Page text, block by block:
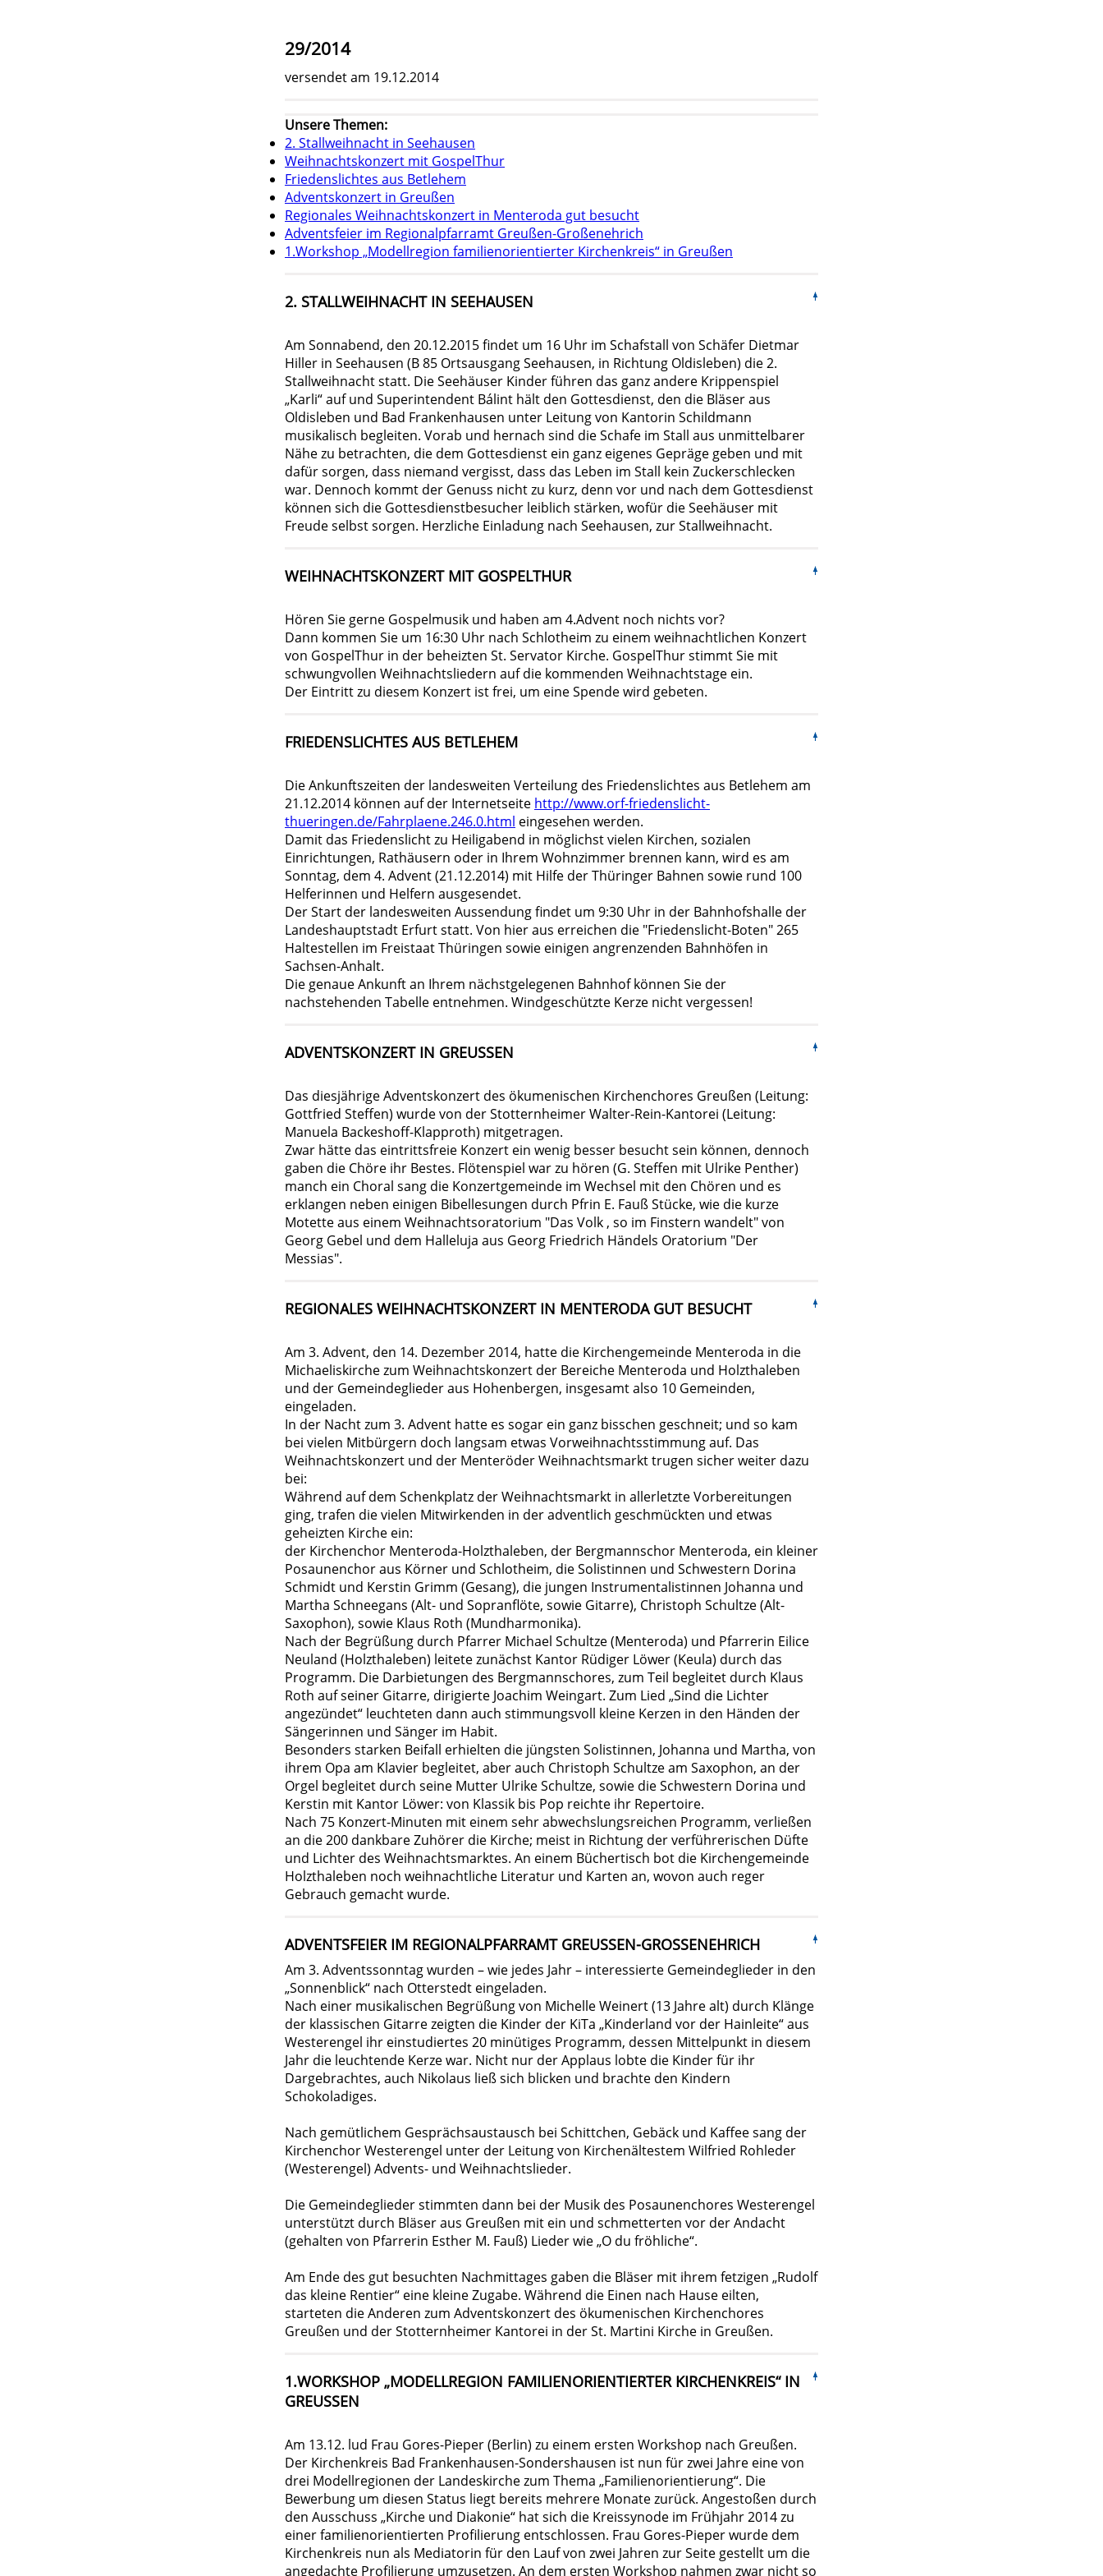
29/2014
versendet am 19.12.2014
Unsere Themen:
2. Stallweihnacht in Seehausen
Weihnachtskonzert mit GospelThur
Friedenslichtes aus Betlehem
Adventskonzert in Greußen
Regionales Weihnachtskonzert in Menteroda gut besucht
Adventsfeier im Regionalpfarramt Greußen-Großenehrich
1.Workshop „Modellregion familienorientierter Kirchenkreis“ in Greußen
2. STALLWEIHNACHT IN SEEHAUSEN
Am Sonnabend, den 20.12.2015 findet um 16 Uhr im Schafstall von Schäfer Dietmar
Hiller in Seehausen (B 85 Ortsausgang Seehausen, in Richtung Oldisleben) die 2.
Stallweihnacht statt. Die Seehäuser Kinder führen das ganz andere Krippenspiel
„Karli“ auf und Superintendent Bálint hält den Gottesdienst, den die Bläser aus
Oldisleben und Bad Frankenhausen unter Leitung von Kantorin Schildmann
musikalisch begleiten. Vorab und hernach sind die Schafe im Stall aus unmittelbarer
Nähe zu betrachten, die dem Gottesdienst ein ganz eigenes Gepräge geben und mit
dafür sorgen, dass niemand vergisst, dass das Leben im Stall kein Zuckerschlecken
war. Dennoch kommt der Genuss nicht zu kurz, denn vor und nach dem Gottesdienst
können sich die Gottesdienstbesucher leiblich stärken, wofür die Seehäuser mit
Freude selbst sorgen. Herzliche Einladung nach Seehausen, zur Stallweihnacht.
WEIHNACHTSKONZERT MIT GOSPELTHUR
Hören Sie gerne Gospelmusik und haben am 4.Advent noch nichts vor?
Dann kommen Sie um 16:30 Uhr nach Schlotheim zu einem weihnachtlichen Konzert
von GospelThur in der beheizten St. Servator Kirche. GospelThur stimmt Sie mit
schwungvollen Weihnachtsliedern auf die kommenden Weihnachtstage ein.
Der Eintritt zu diesem Konzert ist frei, um eine Spende wird gebeten.
FRIEDENSLICHTES AUS BETLEHEM
Die Ankunftszeiten der landesweiten Verteilung des Friedenslichtes aus Betlehem am
21.12.2014 können auf der Internetseite http://www.orf-friedenslicht-
thueringen.de/Fahrplaene.246.0.html eingesehen werden.
Damit das Friedenslicht zu Heiligabend in möglichst vielen Kirchen, sozialen
Einrichtungen, Rathäusern oder in Ihrem Wohnzimmer brennen kann, wird es am
Sonntag, dem 4. Advent (21.12.2014) mit Hilfe der Thüringer Bahnen sowie rund 100
Helferinnen und Helfern ausgesendet.
Der Start der landesweiten Aussendung findet um 9:30 Uhr in der Bahnhofshalle der
Landeshauptstadt Erfurt statt. Von hier aus erreichen die "Friedenslicht-Boten" 265
Haltestellen im Freistaat Thüringen sowie einigen angrenzenden Bahnhöfen in
Sachsen-Anhalt.
Die genaue Ankunft an Ihrem nächstgelegenen Bahnhof können Sie der
nachstehenden Tabelle entnehmen. Windgeschützte Kerze nicht vergessen!
ADVENTSKONZERT IN GREUSSEN
Das diesjährige Adventskonzert des ökumenischen Kirchenchores Greußen (Leitung:
Gottfried Steffen) wurde von der Stotternheimer Walter-Rein-Kantorei (Leitung:
Manuela Backeshoff-Klapproth) mitgetragen.
Zwar hätte das eintrittsfreie Konzert ein wenig besser besucht sein können, dennoch
gaben die Chöre ihr Bestes. Flötenspiel war zu hören (G. Steffen mit Ulrike Penther)
manch ein Choral sang die Konzertgemeinde im Wechsel mit den Chören und es
erklangen neben einigen Bibellesungen durch Pfrin E. Fauß Stücke, wie die kurze
Motette aus einem Weihnachtsoratorium "Das Volk , so im Finstern wandelt" von
Georg Gebel und dem Halleluja aus Georg Friedrich Händels Oratorium "Der
Messias".
REGIONALES WEIHNACHTSKONZERT IN MENTERODA GUT BESUCHT
Am 3. Advent, den 14. Dezember 2014, hatte die Kirchengemeinde Menteroda in die
Michaeliskirche zum Weihnachtskonzert der Bereiche Menteroda und Holzthaleben
und der Gemeindeglieder aus Hohenbergen, insgesamt also 10 Gemeinden,
eingeladen.
In der Nacht zum 3. Advent hatte es sogar ein ganz bisschen geschneit; und so kam
bei vielen Mitbürgern doch langsam etwas Vorweihnachtsstimmung auf. Das
Weihnachtskonzert und der Menteröder Weihnachtsmarkt trugen sicher weiter dazu
bei:
Während auf dem Schenkplatz der Weihnachtsmarkt in allerletzte Vorbereitungen
ging, trafen die vielen Mitwirkenden in der adventlich geschmückten und etwas
geheizten Kirche ein:
der Kirchenchor Menteroda-Holzthaleben, der Bergmannschor Menteroda, ein kleiner
Posaunenchor aus Körner und Schlotheim, die Solistinnen und Schwestern Dorina
Schmidt und Kerstin Grimm (Gesang), die jungen Instrumentalistinnen Johanna und
Martha Schneegans (Alt- und Sopranflöte, sowie Gitarre), Christoph Schultze (Alt-
Saxophon), sowie Klaus Roth (Mundharmonika).
Nach der Begrüßung durch Pfarrer Michael Schultze (Menteroda) und Pfarrerin Eilice
Neuland (Holzthaleben) leitete zunächst Kantor Rüdiger Löwer (Keula) durch das
Programm. Die Darbietungen des Bergmannschores, zum Teil begleitet durch Klaus
Roth auf seiner Gitarre, dirigierte Joachim Weingart. Zum Lied „Sind die Lichter
angezündet“ leuchteten dann auch stimmungsvoll kleine Kerzen in den Händen der
Sängerinnen und Sänger im Habit.
Besonders starken Beifall erhielten die jüngsten Solistinnen, Johanna und Martha, von
ihrem Opa am Klavier begleitet, aber auch Christoph Schultze am Saxophon, an der
Orgel begleitet durch seine Mutter Ulrike Schultze, sowie die Schwestern Dorina und
Kerstin mit Kantor Löwer: von Klassik bis Pop reichte ihr Repertoire.
Nach 75 Konzert-Minuten mit einem sehr abwechslungsreichen Programm, verließen
an die 200 dankbare Zuhörer die Kirche; meist in Richtung der verführerischen Düfte
und Lichter des Weihnachtsmarktes. An einem Büchertisch bot die Kirchengemeinde
Holzthaleben noch weihnachtliche Literatur und Karten an, wovon auch reger
Gebrauch gemacht wurde.
ADVENTSFEIER IM REGIONALPFARRAMT GREUSSEN-GROSSENEHRICH
Am 3. Adventssonntag wurden – wie jedes Jahr – interessierte Gemeindeglieder in den
„Sonnenblick“ nach Otterstedt eingeladen.
Nach einer musikalischen Begrüßung von Michelle Weinert (13 Jahre alt) durch Klänge
der klassischen Gitarre zeigten die Kinder der KiTa „Kinderland vor der Hainleite“ aus
Westerengel ihr einstudiertes 20 minütiges Programm, dessen Mittelpunkt in diesem
Jahr die leuchtende Kerze war. Nicht nur der Applaus lobte die Kinder für ihr
Dargebrachtes, auch Nikolaus ließ sich blicken und brachte den Kindern
Schokoladiges.
Nach gemütlichem Gesprächsaustausch bei Schittchen, Gebäck und Kaffee sang der
Kirchenchor Westerengel unter der Leitung von Kirchenältestem Wilfried Rohleder
(Westerengel) Advents- und Weihnachtslieder.
Die Gemeindeglieder stimmten dann bei der Musik des Posaunenchores Westerengel
unterstützt durch Bläser aus Greußen mit ein und schmetterten vor der Andacht
(gehalten von Pfarrerin Esther M. Fauß) Lieder wie „O du fröhliche“.
Am Ende des gut besuchten Nachmittages gaben die Bläser mit ihrem fetzigen „Rudolf
das kleine Rentier“ eine kleine Zugabe. Während die Einen nach Hause eilten,
starteten die Anderen zum Adventskonzert des ökumenischen Kirchenchores
Greußen und der Stotternheimer Kantorei in der St. Martini Kirche in Greußen.
1.WORKSHOP „MODELLREGION FAMILIENORIENTIERTER KIRCHENKREIS“ IN
GREUSSEN
Am 13.12. lud Frau Gores-Pieper (Berlin) zu einem ersten Workshop nach Greußen.
Der Kirchenkreis Bad Frankenhausen-Sondershausen ist nun für zwei Jahre eine von
drei Modellregionen der Landeskirche zum Thema „Familienorientierung“. Die
Bewerbung um diesen Status liegt bereits mehrere Monate zurück. Angestoßen durch
den Ausschuss „Kirche und Diakonie“ hat sich die Kreissynode im Frühjahr 2014 zu
einer familienorientierten Profilierung entschlossen. Frau Gores-Pieper wurde dem
Kirchenkreis nun als Mediatorin für den Lauf von zwei Jahren zur Seite gestellt um die
angedachte Profilierung umzusetzen. An dem ersten Workshop nahmen zwar nicht so